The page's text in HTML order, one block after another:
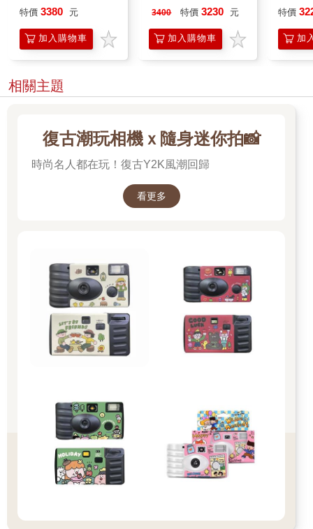
特價 3380 元
加入購物車
公司貨
3400 特價 3230 元
加入購物車
特價
加
相關主題
復古潮玩相機ｘ隨身迷你拍📸
時尚名人都在玩！復古Y2K風潮回歸
看更多